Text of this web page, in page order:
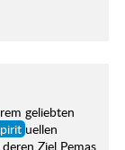
geliebten
uellen
Ziel Pemas